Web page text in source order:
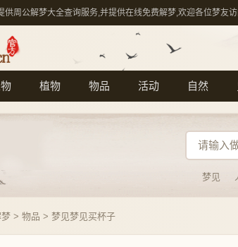
周公解梦大全查询服务,并提供在线免费解梦,欢迎各位梦友访
植物 物品 活动 自然
梦见
> 物品 > 梦见梦见买杯子